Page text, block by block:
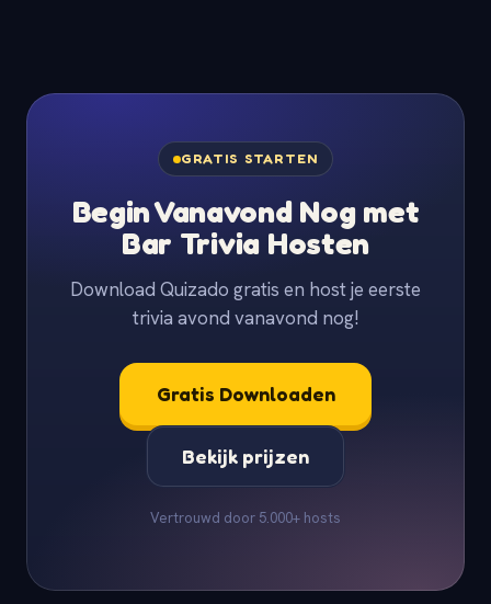
GRATIS STARTEN
Begin Vanavond Nog met
Bar Trivia Hosten
Download Quizado gratis en host je eerste
trivia avond vanavond nog!
Gratis Downloaden
Bekijk prijzen
Vertrouwd door 5.000+ hosts